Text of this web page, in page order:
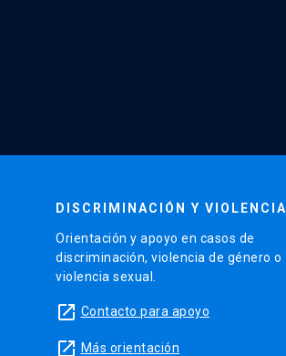
DISCRIMINACIÓN Y VIOLENCIA
Orientación y apoyo en casos de
discriminación, violencia de género o
violencia sexual.
launch Contacto para apoyo
launch Más orientación